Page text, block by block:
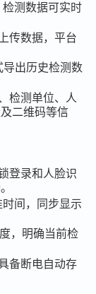
测数据可实时
传数据，平台
导出历史检测数
检测单位、人
二维码等信
登录和人脸识
间，同步显示
，明确当前检
备断电自动存